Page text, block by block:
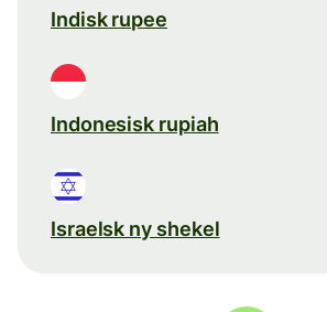
Indisk rupee
Indonesisk rupiah
Israelsk ny shekel